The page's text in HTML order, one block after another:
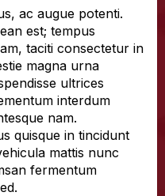
ac augue potenti.
est; tempus
taciti consectetur in
magna urna
ultrices
interdum
nam.
quisque in tincidunt
mattis nunc
fermentum